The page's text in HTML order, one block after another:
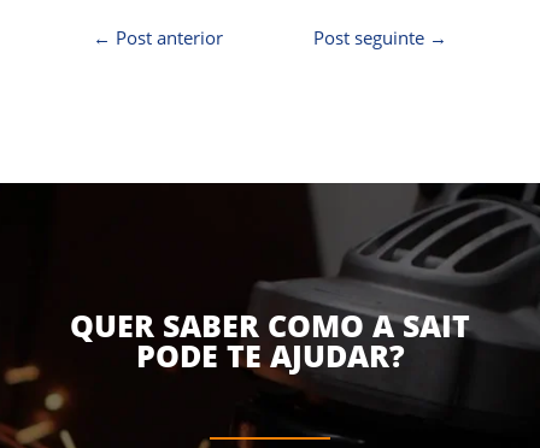
← Post anterior Post seguinte →
QUER SABER COMO A SAIT
PODE TE AJUDAR?